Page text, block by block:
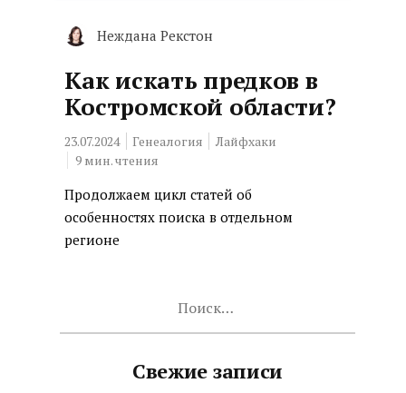
Неждана Рекстон
Как искать предков в
Костромской области?
23.07.2024 Генеалогия
Лайфхаки
9 мин. чтения
Продолжаем цикл статей об
особенностях поиска в отдельном
регионе
Свежие записи